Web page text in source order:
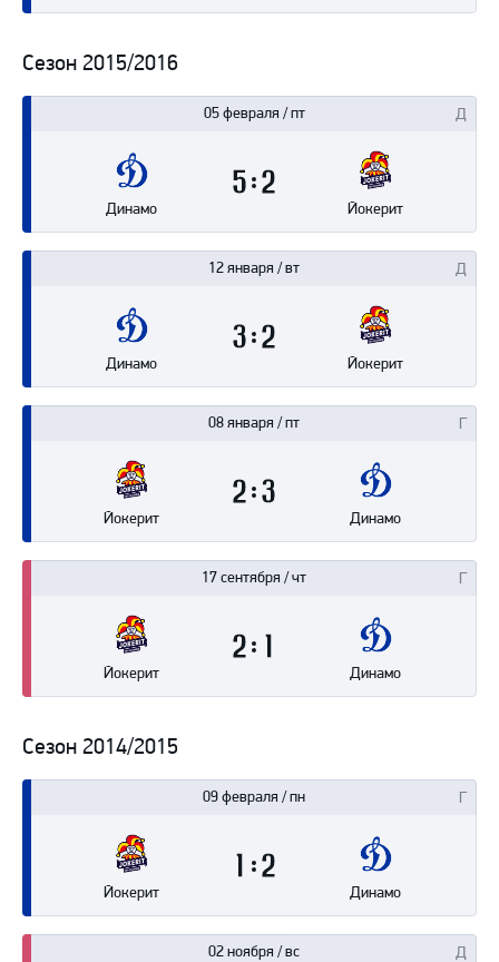
Сезон 2015/2016
05 февраля / пт
Динамо
5
Йокерит
2
12 января / вт
Динамо
3
Йокерит
2
08 января / пт
Йокерит
2
Динамо
3
17 сентября / чт
Йокерит
2
Динамо
Сезон 2014/2015
09 февраля / пн
Йокерит
1
Динамо
2
02 ноября / вс